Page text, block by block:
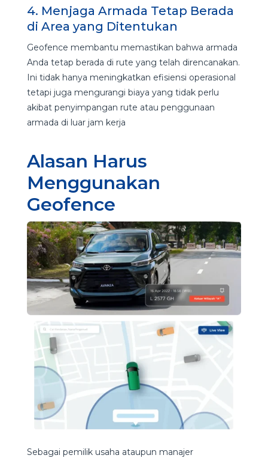
4. Menjaga Armada Tetap Berada
di Area yang Ditentukan
Geofence membantu memastikan bahwa armada
Anda tetap berada di rute yang telah direncanakan.
Ini tidak hanya meningkatkan efisiensi operasional
tetapi juga mengurangi biaya yang tidak perlu
akibat penyimpangan rute atau penggunaan
armada di luar jam kerja
Alasan Harus
Menggunakan
Geofence
Sebagai pemilik usaha ataupun manajer